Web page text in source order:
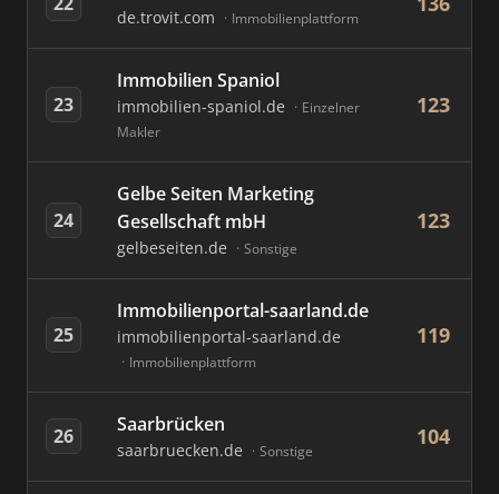
de.trovit.com Immobilienplattform
23
Immobilien Spaniol
immobilien-spaniol.de
Einzelner
Makler
123
24
Gelbe Seiten Marketing
Gesellschaft mbH
gelbeseiten.de Sonstige
123
25
Immobilienportal-saarland.de
immobilienportal-saarland.de
Immobilienplattform
119
26 Saarbrücken
saarbruecken.de Sonstige
104